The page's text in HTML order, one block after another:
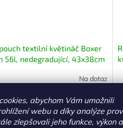
abychom Vám umožnili
webu a díky analýze
zlepšovali jeho funkce, výkon a
textilní květináč Boxer
56l, nedegradující, 43x38cm
Na dotaz
Do košíku